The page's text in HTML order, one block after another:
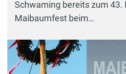
Schwaming bereits zum
Maibaumfest beim…